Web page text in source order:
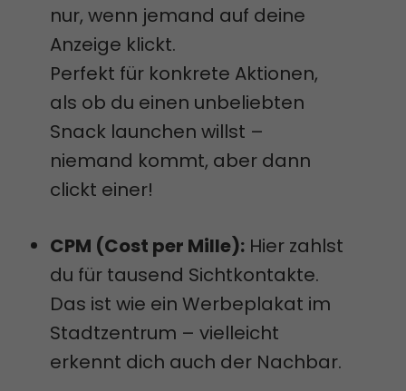
nur, wenn jemand auf deine
Anzeige klickt.
Perfekt für konkrete Aktionen,
als ob du einen unbeliebten
Snack launchen willst –
niemand kommt, aber dann
clickt einer!
CPM (Cost per Mille): Hier zahlst
du für tausend Sichtkontakte.
Das ist wie ein Werbeplakat im
Stadtzentrum – vielleicht
erkennt dich auch der Nachbar.